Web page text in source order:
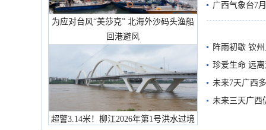
为应对台风“美莎克” 北海外沙码头渔船
回港避风
超警3.14米！柳江2026年第1号洪水过境
预警
广西气象台7
阵雨初歇 钦
珍爱生命 远
未来7天广西
未来三天广西